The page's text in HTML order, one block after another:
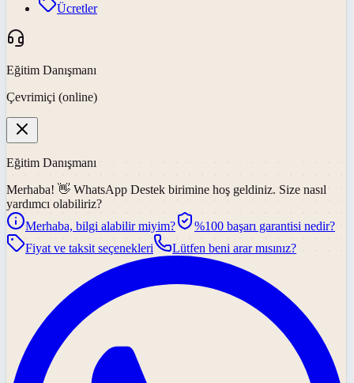
Ücretler
Eğitim Danışmanı
Çevrimiçi (online)
Eğitim Danışmanı
Merhaba! 👋 WhatsApp Destek birimine hoş geldiniz. Size nasıl
yardımcı olabiliriz?
Merhaba, bilgi alabilir miyim?
%100 başarı garantisi nedir?
Fiyat ve taksit seçenekleri
Lütfen beni arar mısınız?